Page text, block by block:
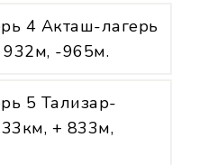
4 Акташ-лагерь
932м, -965м.
5 Тализар-
+ 833м,